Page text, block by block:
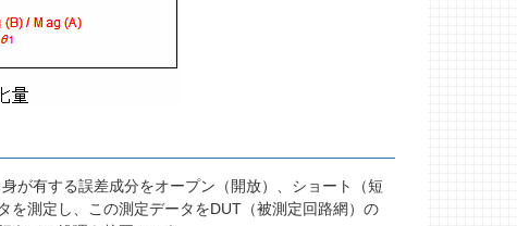
が有する誤差成分をオープン（開放）、ショート（短
を測定し、この測定データをDUT（被測定回路網）の